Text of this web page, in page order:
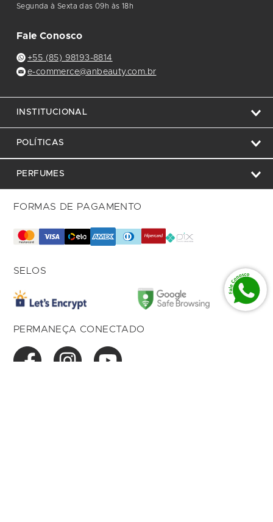
Segunda à Sexta das 09h às 18h
Fale Conosco
+55 (85) 98193-8814
e-commerce@anbeauty.com.br
INSTITUCIONAL
POLÍTICAS
PERFUMES
FORMAS DE PAGAMENTO
SELOS
PERMANEÇA CONECTADO